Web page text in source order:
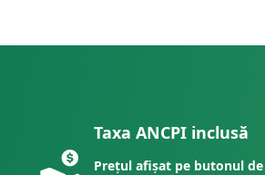
Taxa ANCPI inclusă
Prețul afișat pe butonul